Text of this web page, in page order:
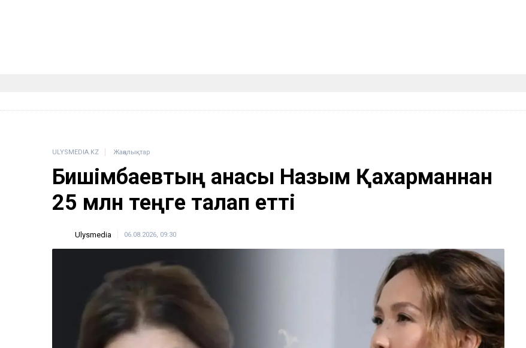
Жаңалықтар
Бишімбаевтың анасы Назым Қахарманнан